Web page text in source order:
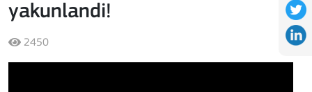
yakunlandi!
2450